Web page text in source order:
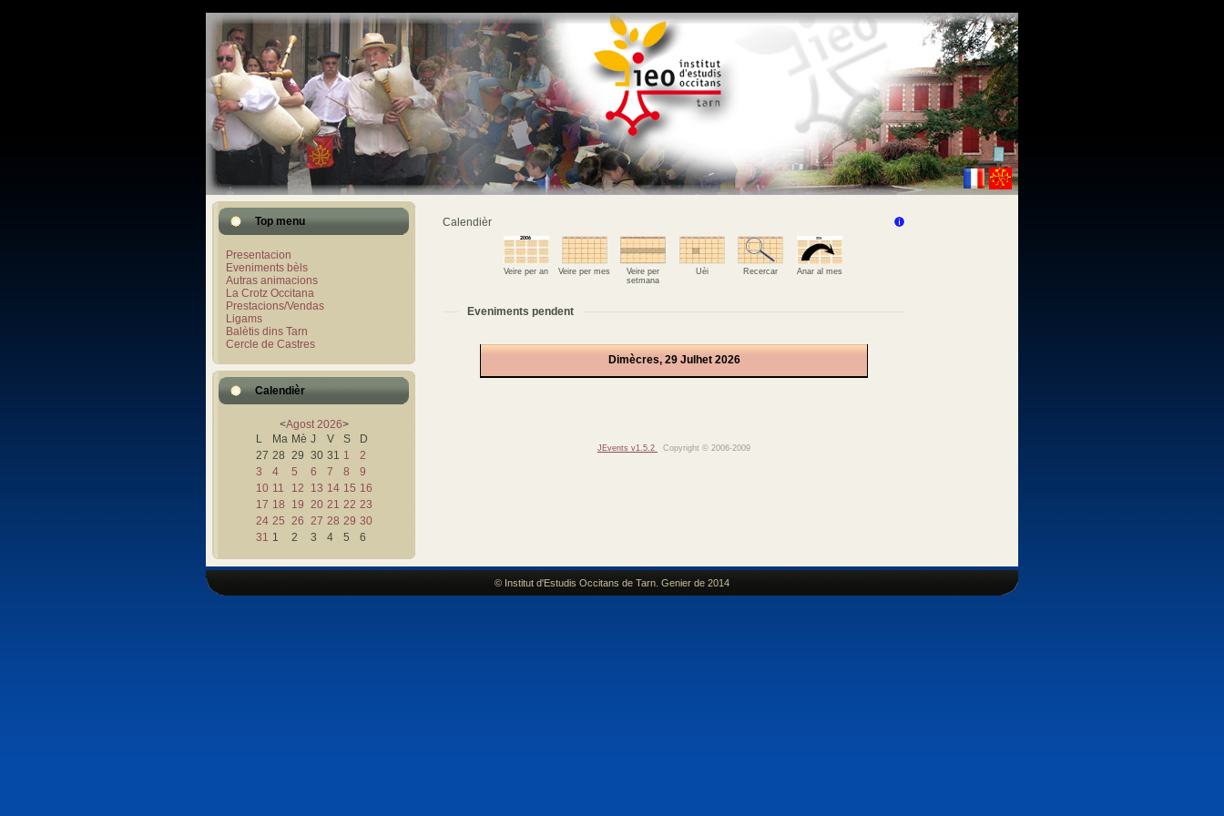
Top menu
Presentacion
Eveniments bèls
Autras animacions
La Crotz Occitana
Prestacions/Vendas
Ligams
Balètis dins Tarn
Cercle de Castres
Calendièr
<Agost 2026>
L
Ma Mè J V S
D
27 28 29 30 31 1
2
3
4 5 6 7 8
9
10 11 12 13 14 15 16
17 18 19 20 21 22 23
24 25 26 27 28 29 30
31 1 2 3 4 5 6
Calendièr
Veire per an Veire per mes
Veire per
setmana
Uèi Recercar Anar al mes
Eveniments pendent
Dimècres, 29 Julhet 2026
JEvents v1.5.2 Copyright © 2006-2009
© Institut d'Estudis Occitans de Tarn. Genier de 2014